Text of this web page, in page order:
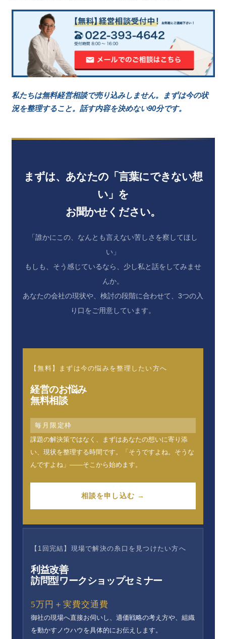
私たちは無料経営相談で売り込みしません。まずは今の状
況を整理すること。話す内容を決めない90分です。
まずは、あなたの「言葉にできない想
い」を
お聞かせください。
「誰かにこの、なんとも言えない苦しさを察してほし
い」
もしも、そう感じているなら、少し私と話をしてみませ
んか。
あなたの会社の現状や、検討の段階に合わせて、3つの入
り口をご用意しています。
【無料】まずは今の悩みを整理したい方へ
経営のお悩み
無料相談
毎月限定枠
課題の解決策ではなく、まずはあなたの想いに寄り添
い、現状を整理する時間です。「そうですよね。そうな
んですよね」——そこから始めます。
相談を申し込む →
【1回完結】現場で解決の糸口を見つけたい方へ
利益改善
訪問型ワークショップセミナー
5万円＋実費交通費
御社の現場へ直接お伺いし、適価戦略の考え方や、組織
を動かすノウハウを具体的にお伝えします。